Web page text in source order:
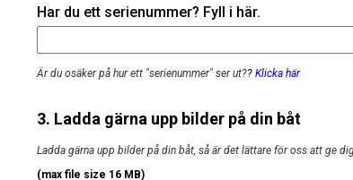
Har du ett serienummer? Fyll i här.
Är du osäker på hur ett "serienummer" ser ut?? Klicka här
3. Ladda gärna upp bilder på din båt
Ladda gärna upp bilder på din båt, så är det lättare för oss att ge
(max file size 16 MB)